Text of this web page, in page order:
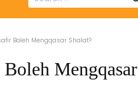
FOR:
Boleh Mengqasar Shalat?
Mengqasar